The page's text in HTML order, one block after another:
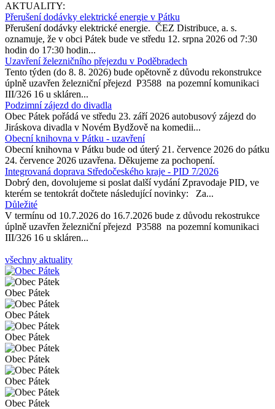
AKTUALITY:
Přerušení dodávky elektrické energie v Pátku
Přerušení dodávky elektrické energie. ČEZ Distribuce, a. s.
oznamuje, že v obci Pátek bude ve středu 12. srpna 2026 od 7:30
hodin do 17:30 hodin...
Uzavření železničního přejezdu v Poděbradech
Tento týden (do 8. 8. 2026) bude opětovně z důvodu rekonstrukce
úplně uzavřen železniční přejezd P3588 na pozemní komunikaci
III/326 16 u skláren...
Podzimní zájezd do divadla
Obec Pátek pořádá ve středu 23. září 2026 autobusový zájezd do
Jiráskova divadla v Novém Bydžově na komedii...
Obecní knihovna v Pátku - uzavření
Obecní knihovna v Pátku bude od úterý 21. července 2026 do pátku
24. července 2026 uzavřena. Děkujeme za pochopení.
Integrovaná doprava Středočeského kraje - PID 7/2026
Dobrý den, dovolujeme si poslat další vydání Zpravodaje PID, ve
kterém se tentokrát dočtete následující novinky: Za...
Důležité
V termínu od 10.7.2026 do 16.7.2026 bude z důvodu rekostrukce
úplně uzavřen železniční přejezd P3588 na pozemní komunikaci
III/326 16 u skláren...
všechny aktuality
Obec Pátek
Obec Pátek
Obec Pátek
Obec Pátek
Obec Pátek
Obec Pátek